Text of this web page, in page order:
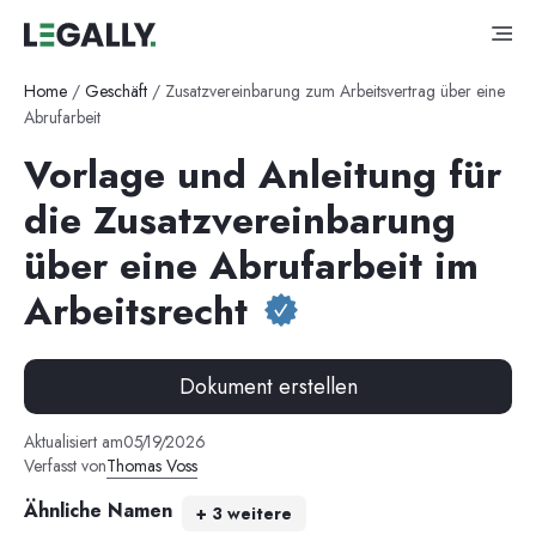
Home / Geschäft / Zusatzvereinbarung zum Arbeitsvertrag über eine
Abrufarbeit
Vorlage und Anleitung für
die Zusatzvereinbarung
über eine Abrufarbeit im
Arbeitsrecht
Dokument erstellen
Aktualisiert am05/19/2026
Verfasst vonThomas Voss
Ähnliche Namen + 3 weitere